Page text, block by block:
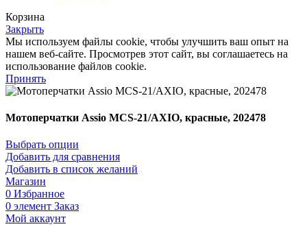
Корзина
Закрыть
Мы используем файлы cookie, чтобы улучшить ваш опыт на
нашем веб-сайте. Просмотрев этот сайт, вы соглашаетесь на
использование файлов cookie.
Принять
Мотоперчатки Assio MCS-21/AXIO, красные, 202478
Выбрать опции
Добавить для сравнения
Добавить в список желаний
Магазин
0 Избранное
0 элемент Заказ
Мой аккаунт